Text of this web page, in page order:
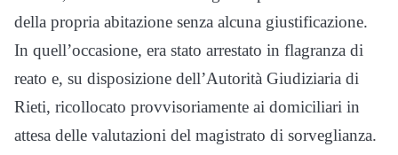
della propria abitazione senza alcuna giustificazione.
In quell’occasione, era stato arrestato in flagranza di
reato e, su disposizione dell’Autorità Giudiziaria di
Rieti, ricollocato provvisoriamente ai domiciliari in
attesa delle valutazioni del magistrato di sorveglianza.